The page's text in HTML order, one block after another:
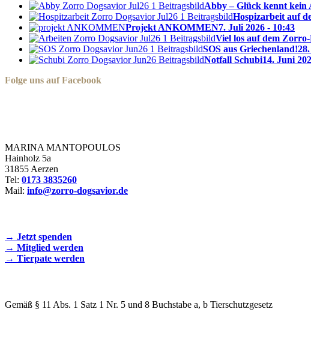
Abby – Glück kennt kein
Hospizarbeit auf
Projekt ANKOMMEN7. Juli 2026 - 10:43
Viel los auf dem
SOS aus Griechenland!
Notfall Schubi14. Juni
Folge uns auf Facebook
MARINA MANTOPOULOS
Hainholz 5a
31855 Aerzen
Tel: 0173 3835260
Mail: info@zorro-dogsavior.de
→ Jetzt spenden
→ Mitglied werden
→ Tierpate werden
Gemäß § 11 Abs. 1 Satz 1 Nr. 5 und 8 Buchstabe a, b Tierschutzgesetz